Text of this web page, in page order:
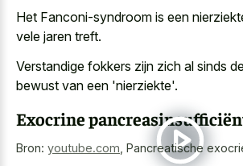
Het Fanconi-syndroom is een
vele jaren treft.
Verstandige fokkers zijn zich al sinds
bewust van een 'nierziekte'.
Exocrine
Bron: youtube.com, Pancreatische